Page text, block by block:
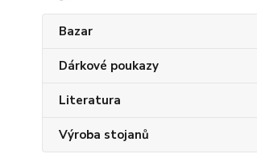
Bazar
Dárkové poukazy
Literatura
Výroba stojanů